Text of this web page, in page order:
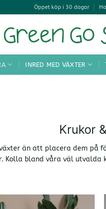
Öppet köp i 30 dagar
INRED MED VÄXTER
Krukor
än att placera dem på
bland våra väl utvalda